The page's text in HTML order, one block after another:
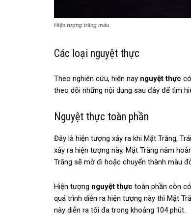
Hiện tượng trăng máu
Các loại nguyệt thực
Theo nghiên cứu, hiện nay nguyệt thực
theo dõi những nội dung sau đây để tìm
Nguyệt thực toàn phần
Đây là hiện tượng xảy ra khi Mặt Trăng,
xảy ra hiện tượng này, Mặt Trăng nằm
Trăng sẽ mờ đi hoặc chuyển thành màu
Hiện tượng nguyệt thực toàn phần còn
quá trình diễn ra hiện tượng này thì Mặt
này diễn ra tối đa trong khoảng 104 phút.